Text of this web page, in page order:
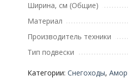
Ширина, см (Общие)
Материал
Производитель техники
Тип подвески
Категории: Снегоходы,